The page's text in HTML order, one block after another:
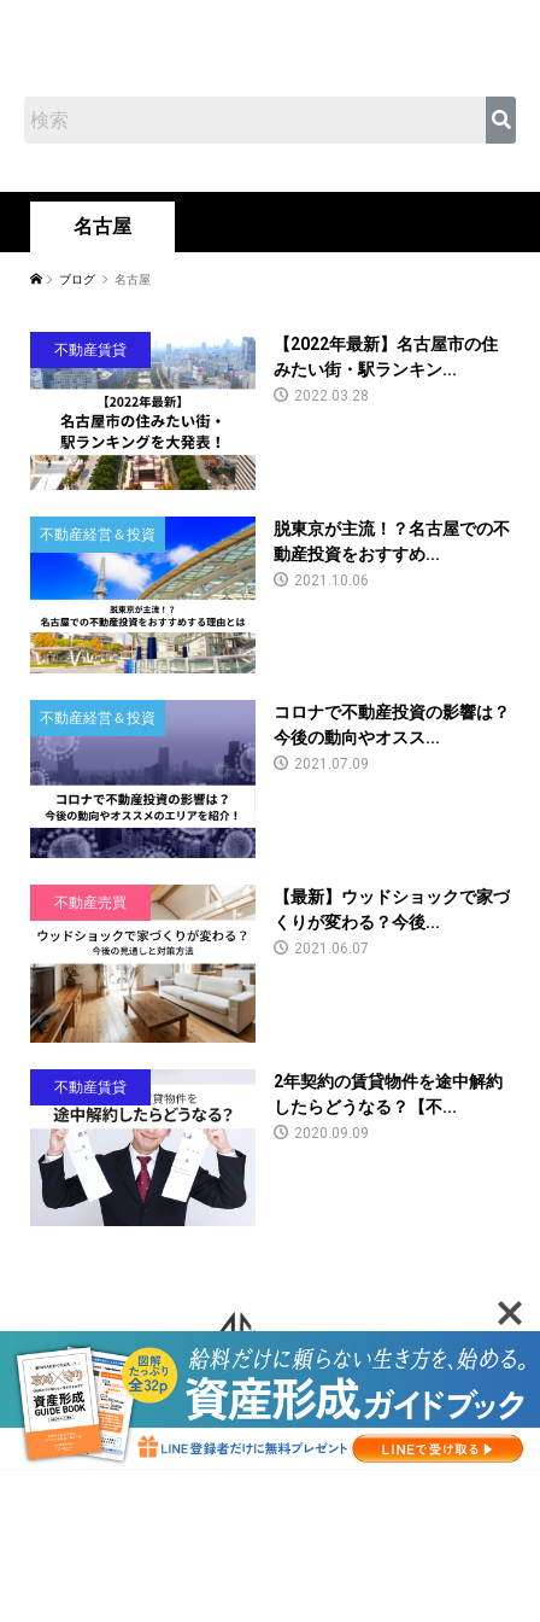
名古屋
ブログ 名古屋
不動産賃貸
【2022年最新】名古屋市の住
みたい街・駅ランキン...
2022.03.28
不動産経営＆投資
脱東京が主流！？名古屋での不
動産投資をおすすめ...
2021.10.06
不動産経営＆投資
コロナで不動産投資の影響は？
今後の動向やオスス...
2021.07.09
不動産売買
【最新】ウッドショックで家づ
くりが変わる？今後...
2021.06.07
不動産賃貸
2年契約の賃貸物件を途中解約
したらどうなる？【不...
2020.09.09
HOME
セミナー・相談会